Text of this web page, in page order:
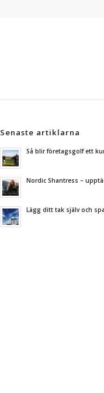
Senaste artiklarna
Så blir företagsgolf ett
Nordic Shantress –
Lägg ditt tak själv och